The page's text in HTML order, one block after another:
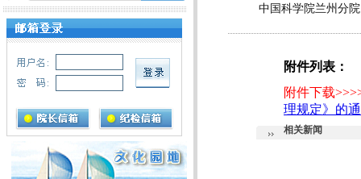
中国科学院兰州分院
附件列表：
附件下载
理规定》的
相关新闻